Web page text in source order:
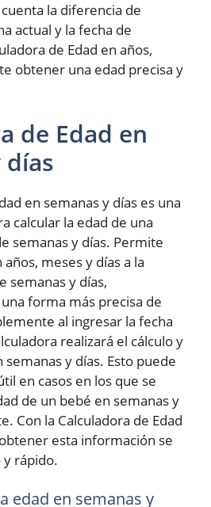
la diferencia de
actual y la fecha de
de Edad en años,
obtener una edad precisa y
de Edad en
días
en semanas y días es una
calcular la edad de una
semanas y días. Permite
meses y días a la
semanas y días,
forma más precisa de
al ingresar la fecha
realizará el cálculo y
y días. Esto puede
en casos en los que se
de un bebé en semanas y
Con la Calculadora de Edad
esta información se
rápido.
edad en semanas y